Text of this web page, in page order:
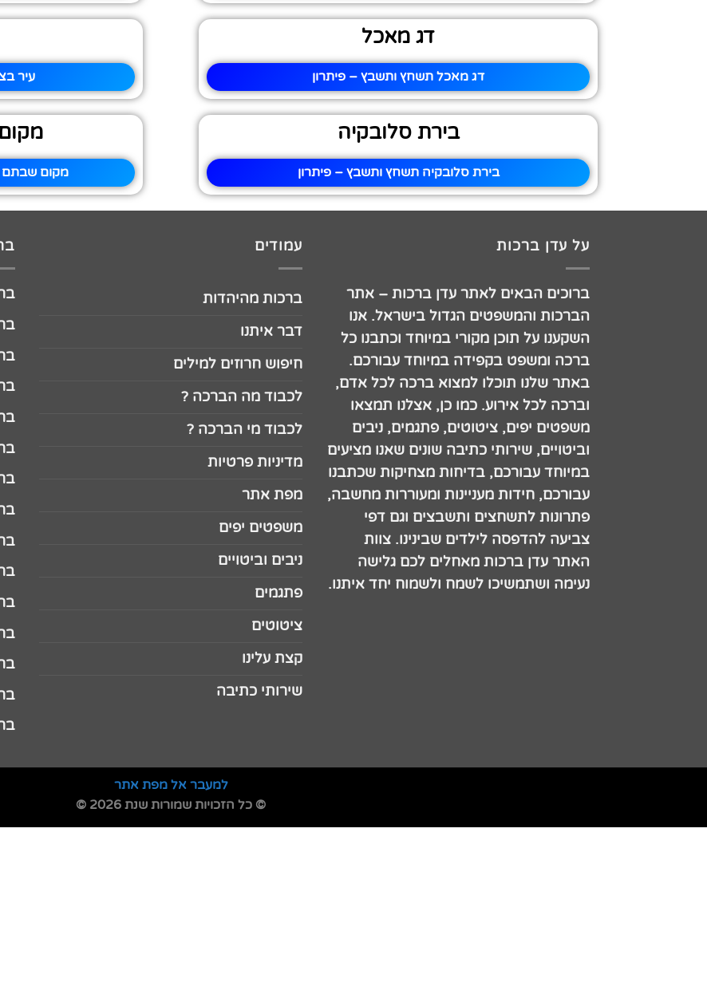
דג מאכל
דג מאכל תשחץ ותשבץ – פיתרון עיר
בירת סלובקיה
בירת סלובקיה תשחץ ותשבץ – פיתרון מקום שבתם
על עדן ברכות
ברוכים הבאים לאתר עדן ברכות – אתר
הברכות והמשפטים הגדול בישראל. אנו
השקענו על תוכן מקורי במיוחד וכתבנו כל
ברכה ומשפט בקפידה במיוחד עבורכם.
באתר שלנו תוכלו למצוא ברכה לכל אדם,
וברכה לכל אירוע. כמו כן, אצלנו תמצאו
משפטים יפים, ציטוטים, פתגמים, ניבים
וביטויים, שירותי כתיבה שונים שאנו מציעים
במיוחד עבורכם, בדיחות מצחיקות שכתבנו
עבורכם, חידות מעניינות ומעוררות מחשבה,
פתרונות לתשחצים ותשבצים וגם דפי
צביעה להדפסה לילדים שבינינו. צוות
האתר עדן ברכות מאחלים לכם גלישה
נעימה ושתמשיכו לשמח ולשמוח יחד איתנו.
עמודים
ברכות מהיהדות
דבר איתנו
חיפוש חרוזים למילים
לכבוד מה הברכה ?
לכבוד מי הברכה ?
מדיניות פרטיות
מפת אתר
משפטים יפים
ניבים וביטויים
פתגמים
ציטוטים
קצת עלינו
שירותי כתיבה
למעבר אל מפת אתר
© כל הזכויות שמורות שנת 2026 ©